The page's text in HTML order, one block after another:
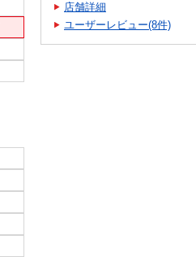
店舗詳細
ユーザーレビュー(8件)